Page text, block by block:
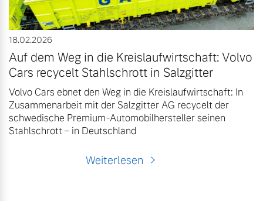
18.02.2026
Auf dem Weg in die Kreislaufwirtschaft: Volvo
Cars recycelt Stahlschrott in Salzgitter
Volvo Cars ebnet den Weg in die Kreislaufwirtschaft: In
Zusammenarbeit mit der Salzgitter AG recycelt der
schwedische Premium-Automobilhersteller seinen
Stahlschrott – in Deutschland
Weiterlesen